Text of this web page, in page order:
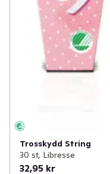
Trosskydd String
30 st, Libresse
32,95 kr